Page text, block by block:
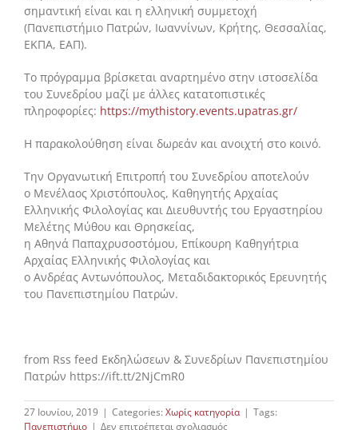
σημαντική είναι και η ελληνική συμμετοχή
(Πανεπιστήμιο Πατρών, Ιωαννίνων, Κρήτης, Θεσσαλίας,
ΕΚΠΑ, ΕΑΠ).
Το πρόγραμμα βρίσκεται αναρτημένο στην ιστοσελίδα
του Συνεδρίου μαζί με άλλες κατατοπιστικές
πληροφορίες: https://mythistory.events.upatras.gr/
Η παρακολούθηση είναι δωρεάν και ανοιχτή στο κοινό.
Την Οργανωτική Επιτροπή του Συνεδρίου αποτελούν
ο Μενέλαος Χριστόπουλος, Καθηγητής Αρχαίας
Ελληνικής Φιλολογίας και Διευθυντής του Εργαστηρίου
Μελέτης Μύθου και Θρησκείας,
η Αθηνά Παπαχρυσοστόμου, Επίκουρη Καθηγήτρια
Αρχαίας Ελληνικής Φιλολογίας και
ο Ανδρέας Αντωνόπουλος, Μεταδιδακτορικός Ερευνητής
του Πανεπιστημίου Πατρών.
from Rss feed Εκδηλώσεων & Συνεδρίων Πανεπιστημίου
Πατρών https://ift.tt/2NjCmR0
27 Ιουνίου, 2019 | Categories: Χωρίς κατηγορία | Tags:
Πανεπιστήμιο | Δεν επιτρέπεται σχολιασμόςστο